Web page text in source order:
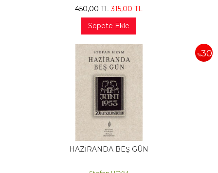
450,00TL 315,00 TL
Sepete Ekle
%30
HAZİRANDA BEŞ GÜN